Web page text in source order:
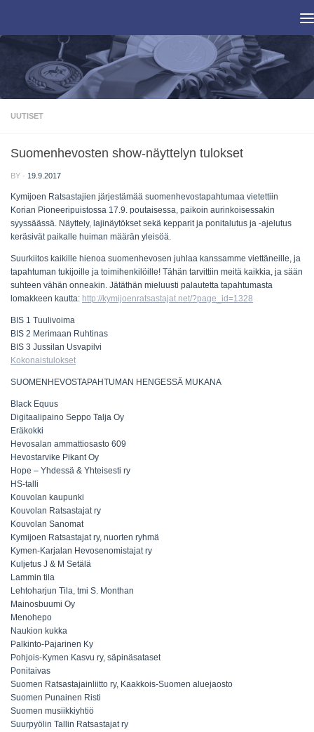
UUTISET
Suomenhevosten show-näyttelyn tulokset
BY · 19.9.2017
Kymijoen Ratsastajien järjestämää suomenhevostapahtumaa vietettiin
Korian Pioneeripuistossa 17.9. poutaisessa, paikoin aurinkoisessakin
syyssäässä. Näyttely, lajinäytökset sekä kepparit ja ponitalutus ja -ajelutus
keräsivät paikalle huiman määrän yleisöä.
Suurkiitos kaikille hienoa suomenhevosen juhlaa kanssamme viettäneille, ja
tapahtuman tukijoille ja toimihenkilöille! Tähän tarvittiin meitä kaikkia, ja sään
suhteen vähän onneakin. Jätäthän mieluusti palautetta tapahtumasta
lomakkeen kautta: http://kymijoenratsastajat.net/?page_id=1328
BIS 1 Tuulivoima
BIS 2 Merimaan Ruhtinas
BIS 3 Jussilan Usvapilvi
Kokonaistulokset
SUOMENHEVOSTAPAHTUMAN HENGESSÄ MUKANA
Black Equus
Digitaalipaino Seppo Talja Oy
Eräkokki
Hevosalan ammattiosasto 609
Hevostarvike Pikant Oy
Hope – Yhdessä & Yhteisesti ry
HS-talli
Kouvolan kaupunki
Kouvolan Ratsastajat ry
Kouvolan Sanomat
Kymijoen Ratsastajat ry, nuorten ryhmä
Kymen-Karjalan Hevosenomistajat ry
Kuljetus J & M Setälä
Lammin tila
Lehtoharjun Tila, tmi S. Monthan
Mainosbuumi Oy
Menohepo
Naukion kukka
Palkinto-Pajarinen Ky
Pohjois-Kymen Kasvu ry, säpinäsataset
Ponitaivas
Suomen Ratsastajainliitto ry, Kaakkois-Suomen aluejaosto
Suomen Punainen Risti
Suomen musiikkiyhtiö
Suurpyölin Tallin Ratsastajat ry